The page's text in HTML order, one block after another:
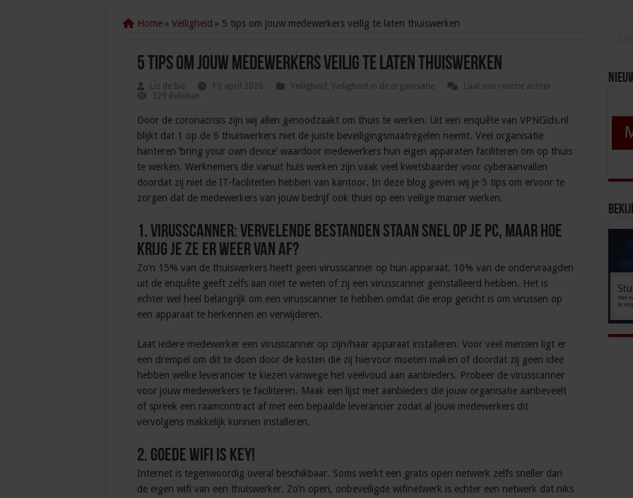
Home » Veiligheid » 5 tips om jouw medewerkers veilig te laten thuiswerken
5 tips om jouw medewerkers veilig te laten thuiswerken
Liz de Bie 10 april 2020 Veiligheid , Veiligheid in de organisatie
Laat een reactie achter
329 Bekeken
Door de coronacrisis zijn wij allen genoodzaakt om thuis te werken. Uit een enquête van VPNGids.nl
blijkt dat 1 op de 6 thuiswerkers niet de juiste beveiligingsmaatregelen neemt. Veel organisatie
hanteren ‘bring your own device’ waardoor medewerkers hun eigen apparaten faciliteren om op thuis
te werken. Werknemers die vanuit huis werken zijn vaak veel kwetsbaarder voor cyberaanvallen
doordat zij niet de IT-faciliteiten hebben van kantoor. In deze blog geven wij je 5 tips om ervoor te
zorgen dat de medewerkers van jouw bedrijf ook thuis op een veilige manier werken.
1. Virusscanner: vervelende bestanden staan snel op je pc, maar hoe
krijg je ze er weer van af?
Zo’n 15% van de thuiswerkers heeft geen virusscanner op hun apparaat. 10% van de ondervraagden
uit de enquête geeft zelfs aan niet te weten of zij een virusscanner geïnstalleerd hebben. Het is
echter wel heel belangrijk om een virusscanner te hebben omdat die erop gericht is om virussen op
een apparaat te herkennen en verwijderen.
Laat iedere medewerker een virusscanner op zijn/haar apparaat installeren. Voor veel mensen ligt er
een drempel om dit te doen door de kosten die zij hiervoor moeten maken of doordat zij geen idee
hebben welke leverancier te kiezen vanwege het veelvoud aan aanbieders. Probeer de virusscanner
voor jouw medewerkers te faciliteren. Maak een lijst met aanbieders die jouw organisatie aanbeveelt
of spreek een raamcontract af met een bepaalde leverancier zodat al jouw medewerkers dit
vervolgens makkelijk kunnen installeren.
2. Goede wifi is Key!
Internet is tegenwoordig overal beschikbaar. Soms werkt een gratis open netwerk zelfs sneller dan
de eigen wifi van een thuiswerker. Zo’n open, onbeveiligde wifinetwerk is echter een netwerk dat niks